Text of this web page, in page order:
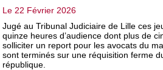
Le 22 Février 2026
Jugé au Tribunal Judiciaire de Lille ces
quinze heures d’audience dont plus de
solliciter un report pour les avocats du
sont terminés sur une réquisition ferme
république.